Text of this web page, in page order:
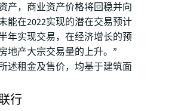
产，商业资产价格将回稳并向
能在2022实现的潜在交易预计
年实现交易，在经济增长的预
地产大宗交易量的上升。”
述租金及售价，均基于建筑面
行